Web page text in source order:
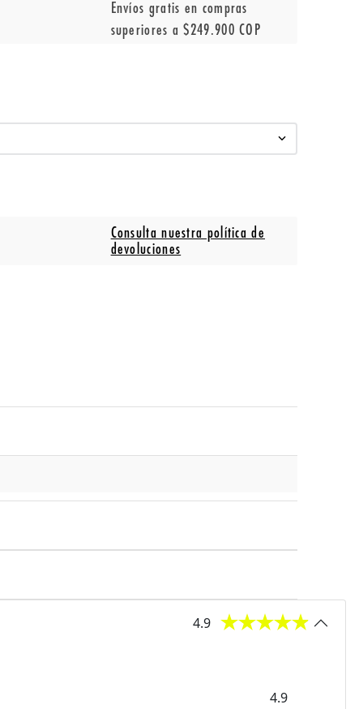
Envíos gratis en compras
superiores a $249.900 COP
Consulta nuestra política de
devoluciones
4.9
4.9